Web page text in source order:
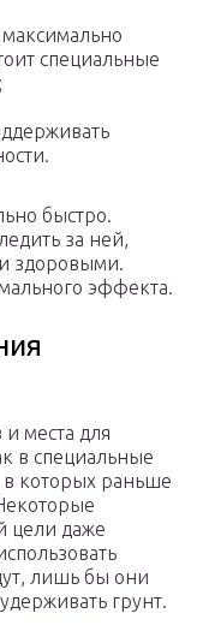
специальные
быстро.
за ней,
здоровыми.
эффекта.
места для
в специальные
которых раньше
цели даже
лишь бы они
грунт.